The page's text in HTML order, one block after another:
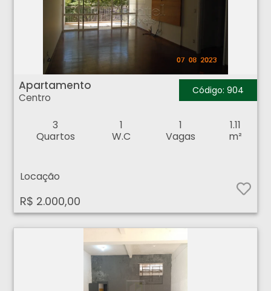
Apartamento - Centro - Ribeirão Preto
Apartamento
Centro
Código: 904
3
Quartos
1
W.C
1
Vagas
1.11
m²
Locação
R$ 2.000,00